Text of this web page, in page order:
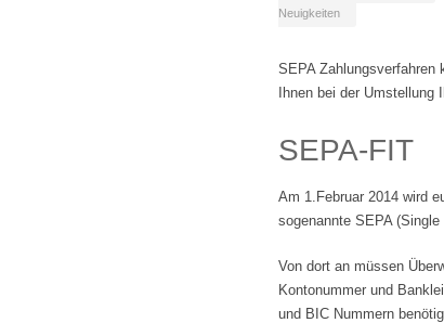
Neuigkeiten
SEPA Zahlungsverfahren
Ihnen bei der Umstellung
SEPA-FIT
Am 1.Februar 2014 wird
sogenannte SEPA
Von dort an müssen
Kontonummer und
und BIC Nummern